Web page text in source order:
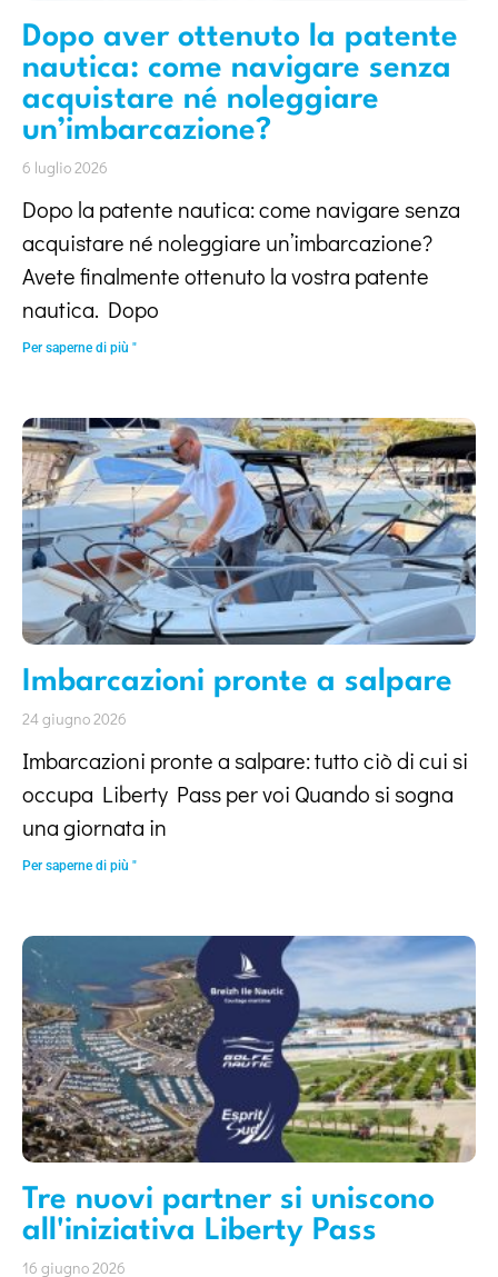
Dopo aver ottenuto la patente
nautica: come navigare senza
acquistare né noleggiare
un’imbarcazione?
6 luglio 2026
Dopo la patente nautica: come navigare senza
acquistare né noleggiare un’imbarcazione?
Avete finalmente ottenuto la vostra patente
nautica. Dopo
Per saperne di più "
Imbarcazioni pronte a salpare
24 giugno 2026
Imbarcazioni pronte a salpare: tutto ciò di cui si
occupa Liberty Pass per voi Quando si sogna
una giornata in
Per saperne di più "
Tre nuovi partner si uniscono
all'iniziativa Liberty Pass
16 giugno 2026